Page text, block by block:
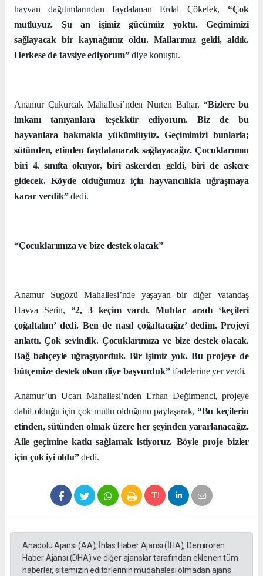
hayvan dağıtımlarından faydalanan Erdal Çökelek, “Çok
mutluyuz. Şu an işimiz gücümüz yoktu. Geçimimizi
sağlayacak bir kaynağımız oldu. Mallarımız geldi, aldık.
Herkese de tavsiye ediyorum”diye konuştu.
Anamur Çukurcak Mahallesi’nden Nurten Bahar,“Bizlere bu
imkanı tanıyanlara teşekkür ediyorum. Biz de bu
hayvanlara bakmakla yükümlüyüz. Geçimimizi bunlarla;
sütünden, etinden faydalanarak sağlayacağız. Çocuklarımın
biri 4. sınıfta okuyor, biri askerden geldi, biri de askere
gidecek. Köyde olduğumuz için hayvancılıkla uğraşmaya
karar verdik”dedi.
“Çocuklarımıza ve bize destek olacak”
Anamur Sugözü Mahallesi’nde yaşayan bir diğer vatandaş
Havva Serin, “2, 3 keçim vardı. Muhtar aradı ‘keçileri
çoğaltalım’ dedi. Ben de nasıl çoğaltacağız’ dedim. Projeyi
anlattı. Çok sevindik. Çocuklarımıza ve bize destek olacak.
Bağ bahçeyle uğraşıyorduk. Bir işimiz yok. Bu projeye de
bütçemize destek olsun diye başvurduk” ifadelerine yer verdi.
Anamur’un Ucarı Mahallesi’nden Erhan Değirmenci, projeye
dahil olduğu için çok mutlu olduğunu paylaşarak, “Bu keçilerin
etinden, sütünden olmak üzere her şeyinden yararlanacağız.
Aile geçimine katkı sağlamak istiyoruz. Böyle proje bizler
için çok iyi oldu”dedi.
Anadolu Ajansı (AA), İhlas Haber Ajansı (İHA), Demirören
Haber Ajansı (DHA) ve diğer ajanslar tarafından eklenen tüm
haberler, sitemizin editörlerinin müdahalesi olmadan ajans